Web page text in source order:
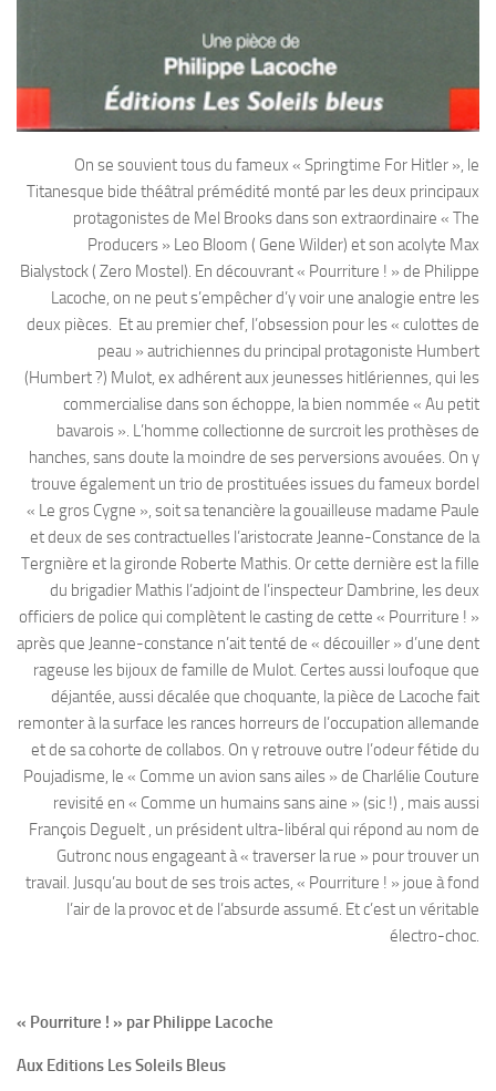
On se souvient tous du fameux « Springtime For Hitler », le
Titanesque bide théâtral prémédité monté par les deux principaux
protagonistes de Mel Brooks dans son extraordinaire « The
Producers » Leo Bloom ( Gene Wilder) et son acolyte Max
Bialystock ( Zero Mostel). En découvrant « Pourriture ! » de Philippe
Lacoche, on ne peut s’empêcher d’y voir une analogie entre les
deux pièces. Et au premier chef, l’obsession pour les « culottes de
peau » autrichiennes du principal protagoniste Humbert
(Humbert ?) Mulot, ex adhérent aux jeunesses hitlériennes, qui les
commercialise dans son échoppe, la bien nommée « Au petit
bavarois ». L’homme collectionne de surcroit les prothèses de
hanches, sans doute la moindre de ses perversions avouées. On y
trouve également un trio de prostituées issues du fameux bordel
« Le gros Cygne », soit sa tenancière la gouailleuse madame Paule
et deux de ses contractuelles l’aristocrate Jeanne-Constance de la
Tergnière et la gironde Roberte Mathis. Or cette dernière est la fille
du brigadier Mathis l’adjoint de l’inspecteur Dambrine, les deux
officiers de police qui complètent le casting de cette « Pourriture ! »
après que Jeanne-constance n’ait tenté de « découiller » d’une dent
rageuse les bijoux de famille de Mulot. Certes aussi loufoque que
déjantée, aussi décalée que choquante, la pièce de Lacoche fait
remonter à la surface les rances horreurs de l’occupation allemande
et de sa cohorte de collabos. On y retrouve outre l’odeur fétide du
Poujadisme, le « Comme un avion sans ailes » de Charlélie Couture
revisité en « Comme un humains sans aine » (sic !) , mais aussi
François Deguelt , un président ultra-libéral qui répond au nom de
Gutronc nous engageant à « traverser la rue » pour trouver un
travail. Jusqu’au bout de ses trois actes, « Pourriture ! » joue à fond
l’air de la provoc et de l’absurde assumé. Et c’est un véritable
électro-choc.
« Pourriture ! » par Philippe Lacoche
Aux Editions Les Soleils Bleus